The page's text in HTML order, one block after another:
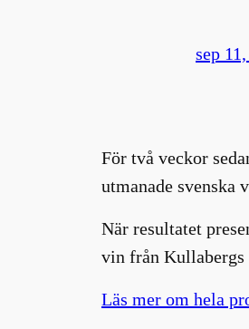
sep
För två veckor
utmanade svenska
När resultatet
vin från
Läs mer om hela